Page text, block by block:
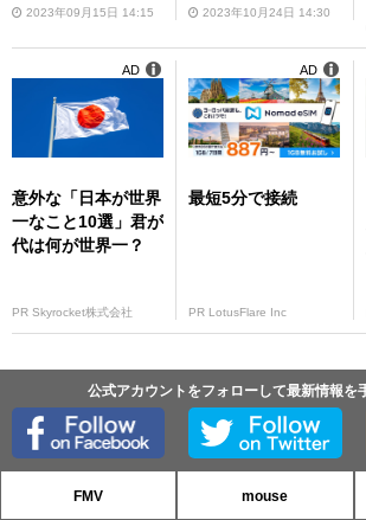
なほっぺ
2023年09月15日 14:15 2023年10月24日 14:30
意外な「日本が世界
一なこと10選」君が
代は何が世界一？
PR Skyrocket株式会社
AD
最短5分で接続
PR LotusFlare Inc
AD
公式アカウントをフォローして最新情報を
FMV mouse